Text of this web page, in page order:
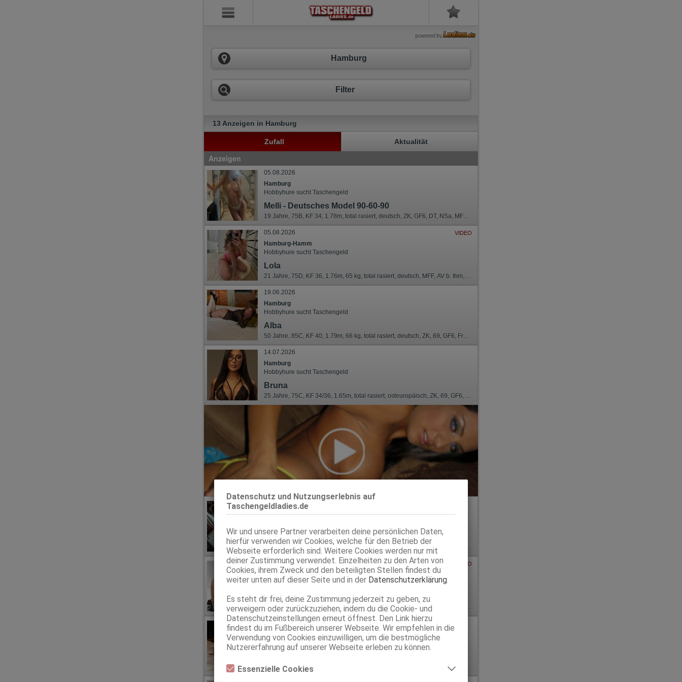
Datenschutz und Nutzungserlebnis auf
Taschengeldladies.de
Wir und unsere Partner verarbeiten deine persönlichen Daten,
hierfür verwenden wir Cookies, welche für den Betrieb der
Webseite erforderlich sind. Weitere Cookies werden nur mit
deiner Zustimmung verwendet. Einzelheiten zu den Arten von
Cookies, ihrem Zweck und den beteiligten Stellen findest du
weiter unten auf dieser Seite und in der Datenschutzerklärung
Es steht dir frei, deine Zustimmung jederzeit zu geben, zu
verweigern oder zurückzuziehen, indem du die Cookie- und
Datenschutzeinstellungen erneut öffnest. Den Link hierzu
findest du im Fußbereich unserer Webseite. Wir empfehlen in die
Verwendung von Cookies einzuwilligen, um die bestmögliche
Nutzererfahrung auf unserer Webseite erleben zu können.
Essenzielle Cookies
Hamburg
Filter
13 Anzeigen in Hamburg
Zufall Aktualität
Anzeigen
05.08.2026
Hamburg
Hobbyhure sucht Taschengeld
Melli - Deutsches Model 90-60-90
19 Jahre, 75B, KF 34, 1.78m, total rasiert, deutsch, ZK, GF6, DT, NSa, MFF, Schmu., Kuscheln, Körperküs.
05.08.2026
Hamburg-Hamm
Hobbyhure sucht Taschengeld
Lola
21 Jahre, 75D, KF 36, 1.76m, 65 kg, total rasiert, deutsch, MFF, AV b. Ihm, DSp, ZAp, FAa, KBp, Mast.
VIDEO
19.06.2026
Hamburg
Hobbyhure sucht Taschengeld
Alba
50 Jahre, 85C, KF 40, 1.79m, 66 kg, total rasiert, deutsch, ZK, 69, GF6, Franz b. Ihr, Schmu., Kuscheln, Körperküs., DSa
14.07.2026
Hamburg
Hobbyhure sucht Taschengeld
Bruna
25 Jahre, 75C, KF 34/36, 1.65m, total rasiert, osteuropäisch, ZK, 69, GF6, Franz b. Ihr, BV, Schmu., Kuscheln, Körperküs.
05.08.2026
Hamburg-Eimsbüttel
Yasmin Party
26 Jahre, 80E(DD), KF 36/38, 1.60m, 60 kg, total rasiert, karibisch, 69, DT, NSa, devot, Franz b. Ihr, BV, MFF
28.07.2026
Hamburg-St. George
Hobbyhure sucht Taschengeld
TS KAREN ORTIZ XXXL
TS, 29 Jahre, 80C, KF 36, 1.65m, 65 kg, total rasiert, Latina, ZK, AV, 69, GF6, devot, Schmu., Kuscheln, AV b. Ihm
VIDEO
05.08.2026
Hamburg
Hobbyhure sucht Taschengeld
50 Jahre, 85C, KF 40, 1.79m, 66 kg, total rasiert, deutsch, ZK, 69, GF6, Franz b. Ihr, Schmu., Kuscheln, Körperküs., DSa